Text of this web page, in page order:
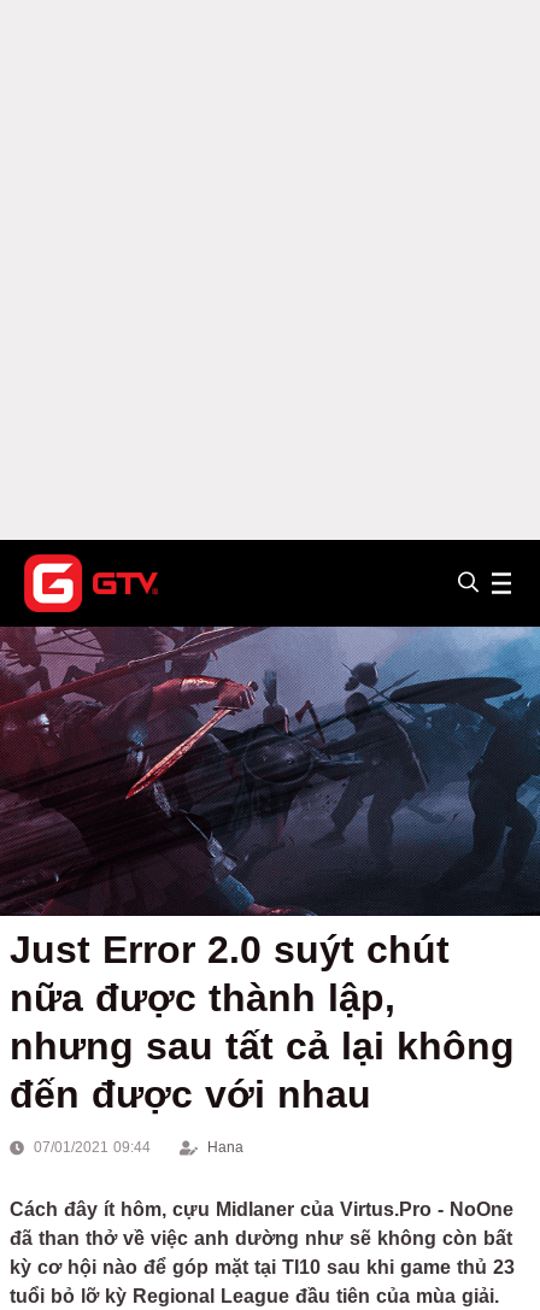
Just Error 2.0 suýt chút
nữa được thành lập,
nhưng sau tất cả lại không
đến được với nhau
07/01/2021 09:44 Hana
Cách đây ít hôm, cựu Midlaner của Virtus.Pro - NoOne
đã than thở về việc anh dường như sẽ không còn bất
kỳ cơ hội nào để góp mặt tại TI10 sau khi game thủ 23
tuổi bỏ lỡ kỳ Regional League đầu tiên của mùa giải.